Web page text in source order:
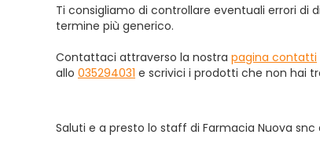
Ti consigliamo di controllare eventuali errori di
termine più generico.
Contattaci attraverso la nostra pagina contatti
allo 035294031 e scrivici i prodotti che non hai
Saluti e a presto lo staff di Farmacia Nuova